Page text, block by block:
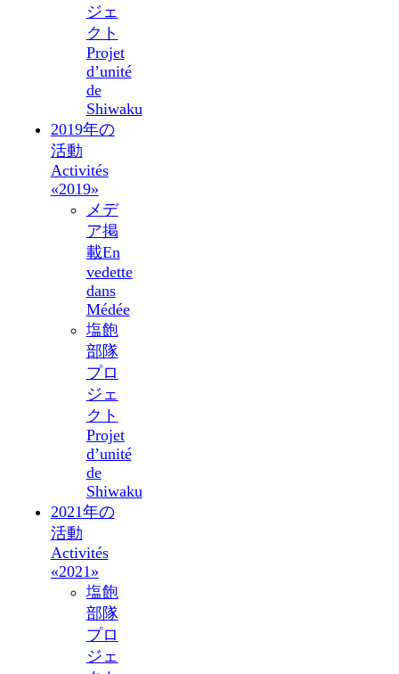
ジェ
クト
Projet
d’unité
de
Shiwaku
2019年の
活動
Activités
«2019»
メデ
ア掲
載En
vedette
dans
Médée
塩飽
部隊
プロ
ジェ
クト
Projet
d’unité
de
Shiwaku
2021年の
活動
Activités
«2021»
塩飽
部隊
プロ
ジェ